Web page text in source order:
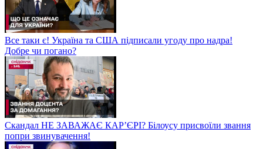
Все таки є! Україна та США підписали угоду про надра!
Добре чи погано?
Скандал НЕ ЗАВАЖАЄ КАР’ЄРІ? Білоусу присвоїли звання
попри звинувачення!